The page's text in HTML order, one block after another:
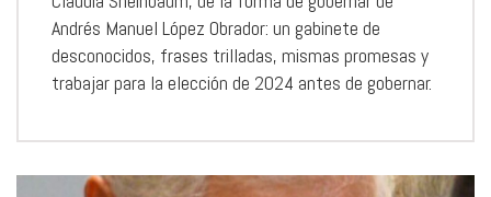
Andrés Manuel López Obrador: un gabinete de
desconocidos, frases trilladas, mismas promesas y
trabajar para la elección de 2024 antes de gobernar.